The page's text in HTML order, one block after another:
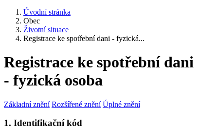
Úvodní stránka
Obec
Životní situace
Registrace ke spotřební dani - fyzická...
Registrace ke spotřební dani
- fyzická osoba
Základní znění Rozšířené znění Úplné znění
1. Identifikační kód